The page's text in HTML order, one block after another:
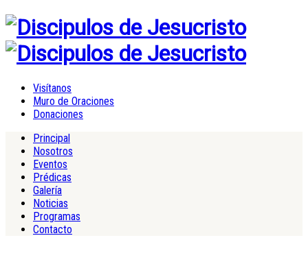
Visítanos
Muro de Oraciones
Donaciones
Principal
Nosotros
Eventos
Prédicas
Galería
Noticias
Programas
Contacto